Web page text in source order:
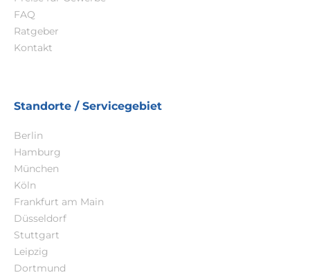
FAQ
Ratgeber
Kontakt
Standorte / Servicegebiet
Berlin
Hamburg
München
Köln
Frankfurt am Main
Düsseldorf
Stuttgart
Leipzig
Dortmund